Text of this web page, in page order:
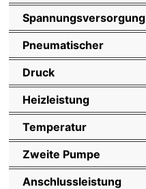
Spannungsversorgung
Pneumatischer
Druck
Heizleistung
Temperatur
Zweite Pumpe
Anschlussleistung